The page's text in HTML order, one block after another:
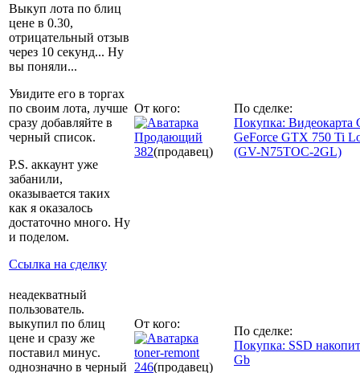
Выкуп лота по блиц
цене в 0.30,
отрицательный отзыв
через 10 секунд... Ну
вы поняли...
Увидите его в торгах
по своим лота, лучше
сразу добавляйте в
черный список.
P.S. аккаунт уже
забанили,
оказывается таких
как я оказалось
достаточно много. Ну
и поделом.
Ссылка на сделку
От кого:
Продающий
382(продавец)
По сделке:
Покупка: Видеокарта
GeForce GTX 750 Ti
(GV-N75TOC-2GL)
неадекватный
пользователь.
выкупил по блиц
цене и сразу же
поставил минус.
однозначно в черный
От кого:
toner-remont
246(продавец)
По сделке:
Покупка: SSD
Gb